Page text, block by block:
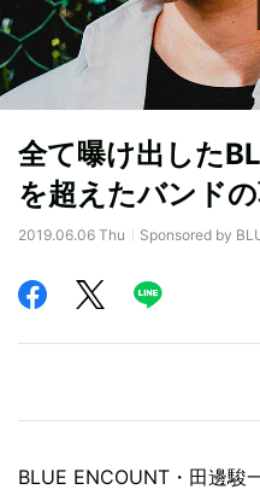
全て曝け出した
を超えたバンド
2019.06.06 Thu Sponsored by
BLUE ENCOUNT・田邊駿